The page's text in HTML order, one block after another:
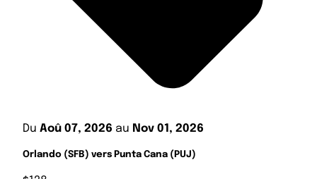
Du Aoû 07, 2026 au Nov 01, 2026
Orlando (SFB) vers Punta Cana (PUJ)